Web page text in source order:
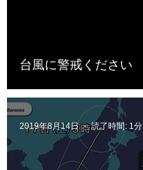
台風に警戒ください
2019年8月14日 読了時間: 1分